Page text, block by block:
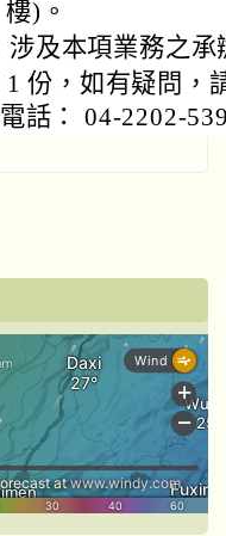
)。
涉及本項業務之
份，如有疑問，
話： 04-2202-